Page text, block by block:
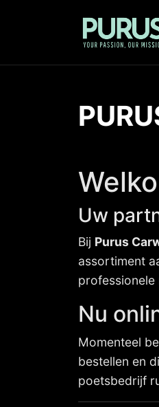
Uw
Bij Purus
assortiment
Nu
Momenteel
bestellen en
poetsbedrijf